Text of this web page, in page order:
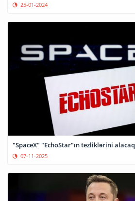
25-01-2024
"SpaceX" "EchoStar"ın tezliklərini alacaq
07-11-2025